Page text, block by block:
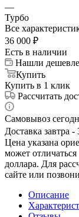
—
Турбо
Все
36 000 ₽
Есть в наличии
Нашли
Купить
Купить в 1 клик
Рассчитать
Самовывоз
Доставка завтра -
Цена указана
может
доллара. Для
сайте или
Описание